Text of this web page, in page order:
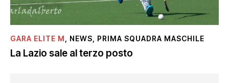
GARA ELITE M NEWS PRIMA SQUADRA MASCHILE
La Lazio sale al terzo posto